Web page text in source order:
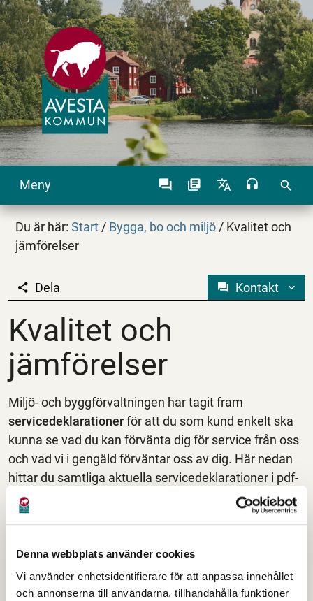
Denna webbplats använder cookies
Vi använder enhetsidentifierare för att anpassa innehållet
och annonserna till användarna, tillhandahålla funktioner
Meny search
Du är här:Start / Bygga, bo och miljö / Kvalitet och
jämförelser
Kvalitet och
Dela Kontakt
Kvalitet och
jämförelser
Miljö- och byggförvaltningen har tagit fram
servicedeklarationerför att du som kund enkelt ska
kunna se vad du kan förvänta dig för service från oss
och vad vi i gengäld förväntar oss av dig. Här nedan
hittar du samtliga aktuella servicedeklarationer i pdf-
format.
För att läsa dokumenten nedan behöver du Acrobat
Reader som du kan hämta gratis från
Administration